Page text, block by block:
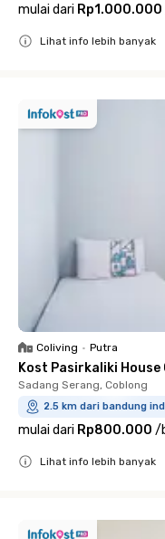
mulai dari Rp1.000.000
Lihat info lebih banyak
Coliving • Putra
Kost Pasirkaliki
Sadang Serang, Coblong
2.5 km dari bandung
mulai dari Rp800.000 /
Lihat info lebih banyak